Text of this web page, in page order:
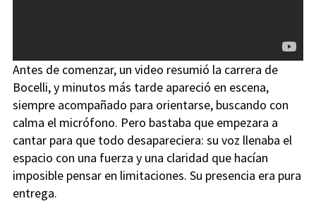
Antes de comenzar, un video resumió la carrera de
Bocelli, y minutos más tarde apareció en escena,
siempre acompañado para orientarse, buscando con
calma el micrófono. Pero bastaba que empezara a
cantar para que todo desapareciera: su voz llenaba el
espacio con una fuerza y una claridad que hacían
imposible pensar en limitaciones. Su presencia era pura
entrega.